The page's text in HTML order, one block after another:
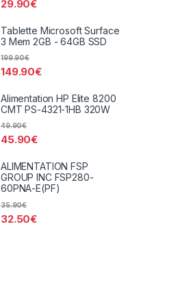
29.90€
Tablette Microsoft Surface
3 Mem 2GB - 64GB SSD
149.90€
199.90€
Alimentation HP Elite 8200
CMT PS-4321-1HB 320W
45.90€
49.90€
ALIMENTATION FSP
GROUP INC FSP280-
60PNA-E(PF)
32.50€
35.90€